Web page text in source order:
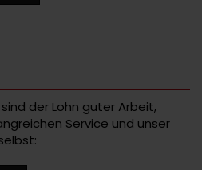
der Lohn guter Arbeit,
Service und unser